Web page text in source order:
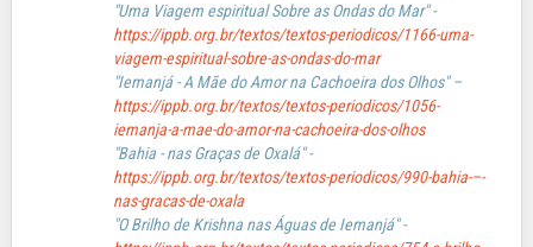
"Uma Viagem espiritual Sobre as Ondas do Mar" -
https://ippb.org.br/textos/textos-periodicos/1166-uma-
viagem-espiritual-sobre-as-ondas-do-mar
"Iemanjá - A Mãe do Amor na Cachoeira dos Olhos" –
https://ippb.org.br/textos/textos-periodicos/1056-
iemanja-a-mae-do-amor-na-cachoeira-dos-olhos
"Bahia - nas Graças de Oxalá" -
https://ippb.org.br/textos/textos-periodicos/990-bahia-–-
nas-gracas-de-oxala
"O Brilho de Krishna nas Águas de Iemanjá" -